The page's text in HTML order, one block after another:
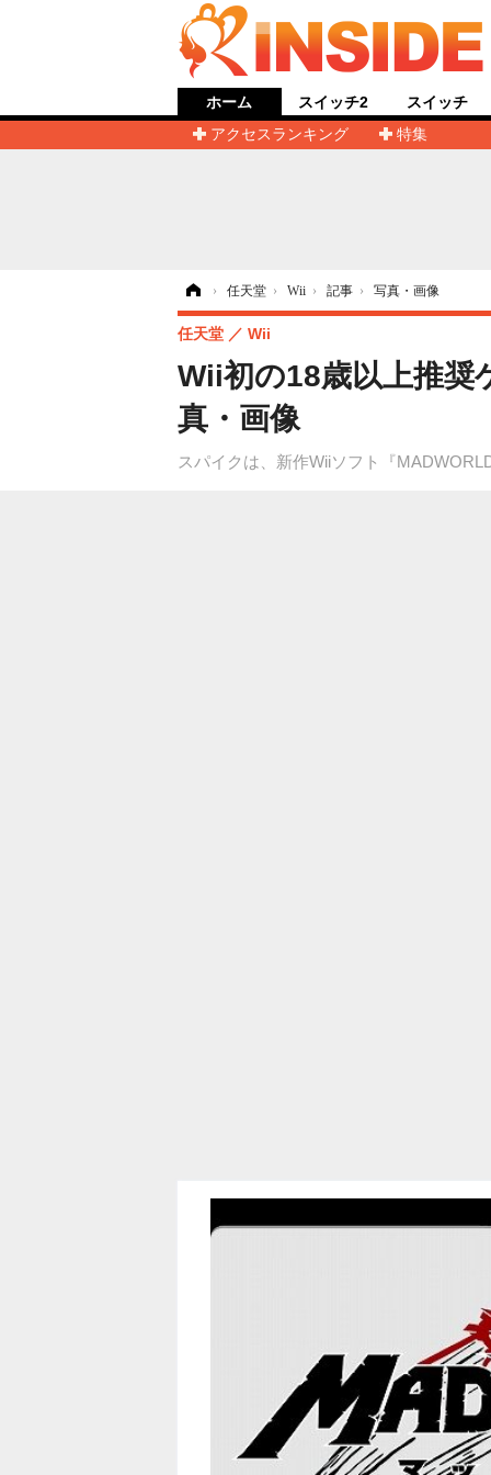
ホーム
アクセスランキング
特集
スイッチ2 スイッチ
› 任天堂 › Wii › 記事 › 写真・画像
Wii初の18歳以上推奨
真・画像
スパイクは、新作Wiiソフト『
任天堂 Wii